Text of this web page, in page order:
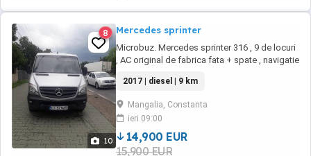
10
8 Mercedes sprinter
Microbuz. Mercedes sprinter 316 , 9 de locuri
, AC original de fabrica fata + spate , navigatie
carosarea este originala de fabrica , motorul
a fost schimbat (90.000 km.) , kit de ambreiaj
si volanta complet noi (detinem facturi).
Masina se prezinta foarte ...
2017 | diesel | 9 km
Mangalia, Constanta
ieri 09:00
14,900 EUR
15,900 EUR